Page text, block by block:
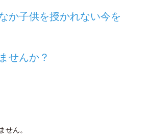
か子供を授かれない今を
せんか？
ん。